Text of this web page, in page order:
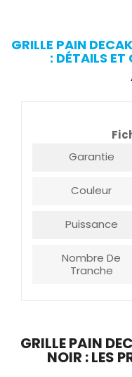
GRILLE PAIN
: DÉTAILS
Garantie
Couleur
Puissance
Nombre De
Tranche
GRILLE PAIN
NOIR : LES